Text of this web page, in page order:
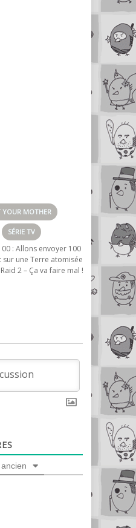
YOUR MOTHER
SÉRIE TV
: Allons envoyer 100
une Terre atomisée
2 – Ça va faire mal !